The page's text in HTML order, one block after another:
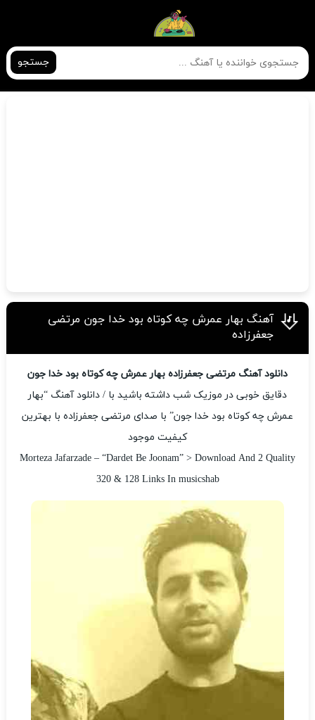
جستجو
آهنگ بهار عمرش چه کوتاه بود خدا جون مرتضی
جعفرزاده
دانلود آهنگ مرتضی جعفرزاده بهار عمرش چه کوتاه بود خدا جون
دقایق خوبی در موزیک شب داشته باشید با / دانلود آهنگ “بهار
عمرش چه کوتاه بود خدا جون” با صدای مرتضی جعفرزاده با بهترین
کیفیت موجود
Morteza Jafarzade – “Dardet Be Joonam” > Download And 2 Quality
320 & 128 Links In musicshab